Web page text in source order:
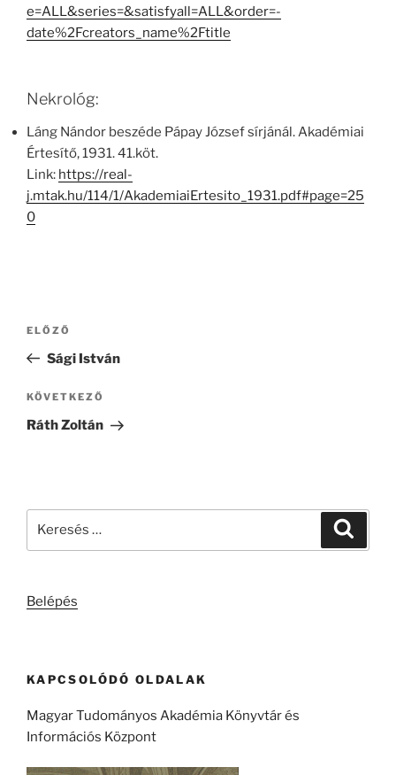
e=ALL&series=&satisfyall=ALL&order=-
date%2Fcreators_name%2Ftitle
Nekrológ:
Láng Nándor beszéde Pápay József sírjánál. Akadémiai
Értesítő, 1931. 41.köt.
Link: https://real-
j.mtak.hu/114/1/AkademiaiErtesito_1931.pdf#page=25
0
Bejegyzés
Korábbi
bejegyzés
ELŐZŐ
Sági István
Következő
bejegyzés
KÖVETKEZŐ
Ráth Zoltán
Belépés
KAPCSOLÓDÓ OLDALAK
Magyar Tudományos Akadémia Könyvtár és
Információs Központ